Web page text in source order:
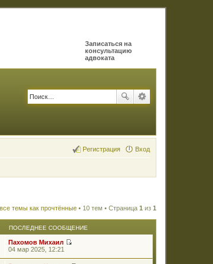
Записаться на
консультацию
адвоката
Вход
Регистрация
темы как прочтённые • 10 тем • Страница 1 из 1
ПОСЛЕДНЕЕ СООБЩЕНИЕ
Пахомов Михаил
р
04 мар 2025, 12:21